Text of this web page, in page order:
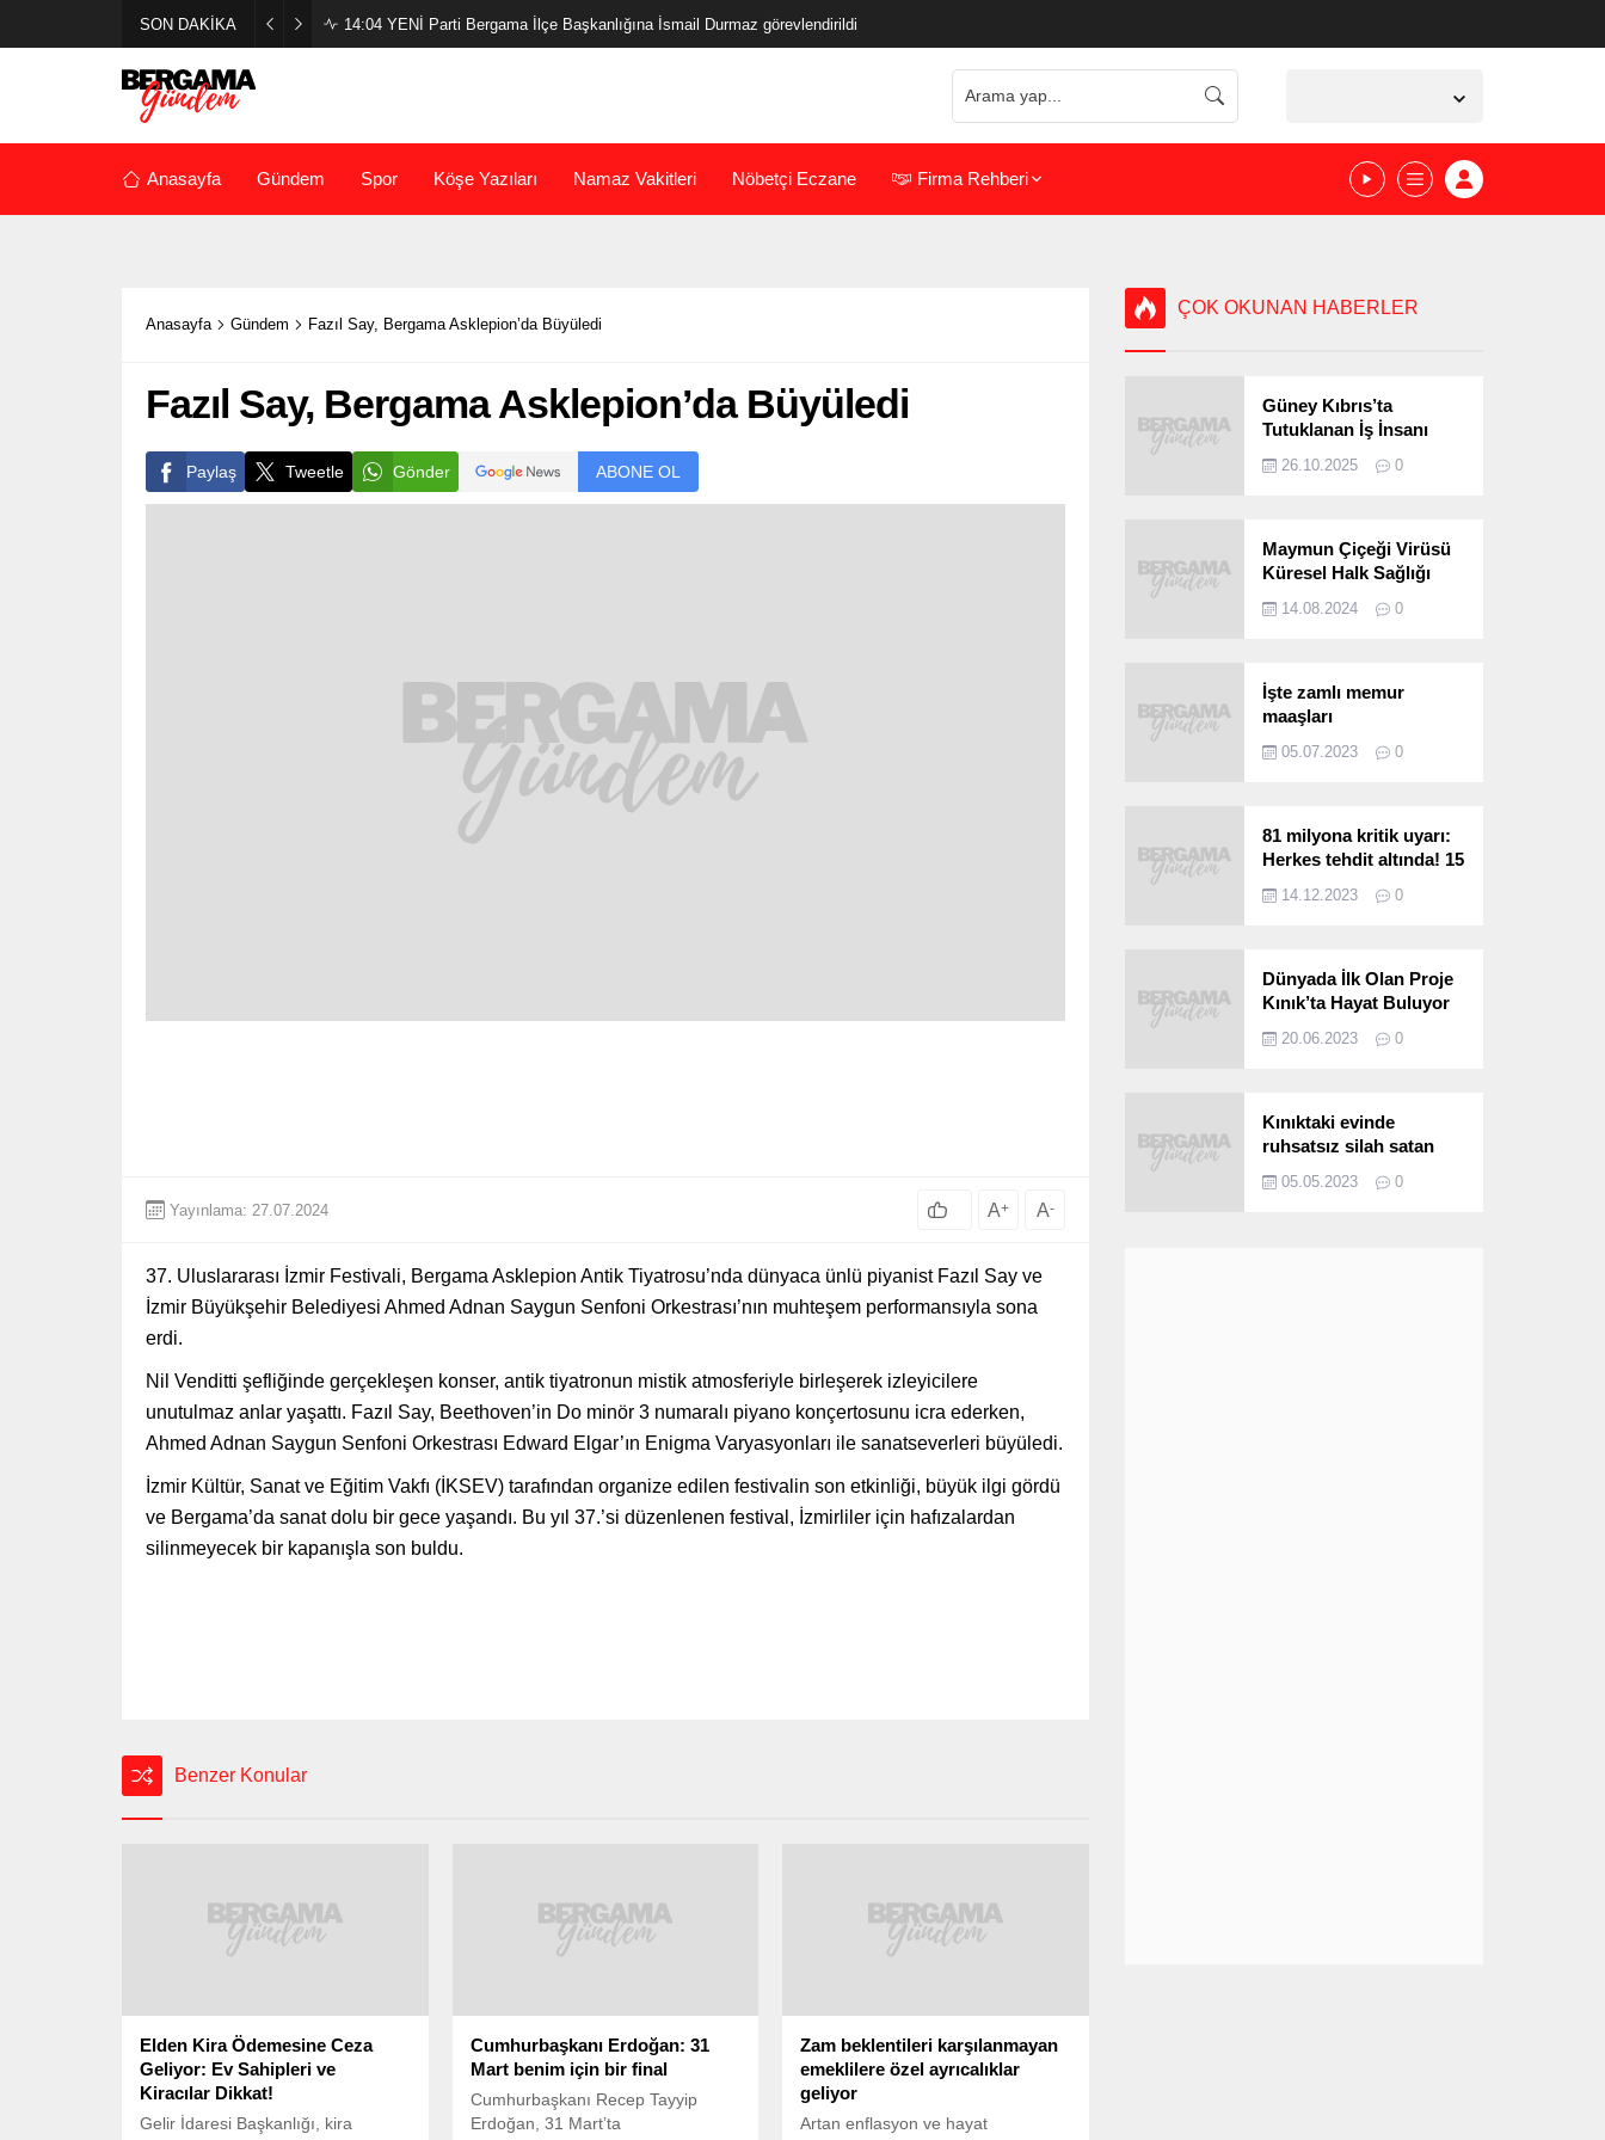
SON DAKİKA 14:04 YENİ Parti Bergama İlçe Başkanlığına İsmail Durmaz görevlendirildi
Anasayfa Gündem Spor Köşe Yazıları Namaz Vakitleri Nöbetçi Eczane Firma Rehberi
Anasayfa Gündem Fazıl Say, Bergama Asklepion’da Büyüledi
Fazıl Say, Bergama Asklepion’da Büyüledi
Paylaş Tweetle Gönder ABONE OL
Yayınlama: 27.07.2024 A+ A-
37. Uluslararası İzmir Festivali, Bergama Asklepion Antik Tiyatrosu’nda dünyaca ünlü piyanist Fazıl Say ve
İzmir Büyükşehir Belediyesi Ahmed Adnan Saygun Senfoni Orkestrası’nın muhteşem performansıyla sona
erdi.
Nil Venditti şefliğinde gerçekleşen konser, antik tiyatronun mistik atmosferiyle birleşerek izleyicilere
unutulmaz anlar yaşattı. Fazıl Say, Beethoven’in Do minör 3 numaralı piyano konçertosunu icra ederken,
Ahmed Adnan Saygun Senfoni Orkestrası Edward Elgar’ın Enigma Varyasyonları ile sanatseverleri büyüledi.
İzmir Kültür, Sanat ve Eğitim Vakfı (İKSEV) tarafından organize edilen festivalin son etkinliği, büyük ilgi gördü
ve Bergama’da sanat dolu bir gece yaşandı. Bu yıl 37.’si düzenlenen festival, İzmirliler için hafızalardan
silinmeyecek bir kapanışla son buldu.
Benzer Konular
Elden Kira Ödemesine Ceza
Geliyor: Ev Sahipleri ve
Kiracılar Dikkat!
Gelir İdaresi Başkanlığı, kira
Cumhurbaşkanı Erdoğan: 31
Mart benim için bir final
Cumhurbaşkanı Recep Tayyip
Erdoğan, 31 Mart’ta
Zam beklentileri karşılanmayan
emeklilere özel ayrıcalıklar
geliyor
Artan enflasyon ve hayat
ÇOK OKUNAN HABERLER
Güney Kıbrıs’ta
Tutuklanan İş İnsanı
26.10.2025 0
Maymun Çiçeği Virüsü
Küresel Halk Sağlığı
Edildi
14.08.2024 0
İşte zamlı memur
maaşları
05.07.2023 0
81 milyona kritik uyarı:
Herkes tehdit altında! 15
kat hızlı yayılıyor…
14.12.2023 0
Dünyada İlk Olan Proje
Kınık’ta Hayat Buluyor
20.06.2023 0
Kınıktaki evinde
ruhsatsız silah satan
05.05.2023 0